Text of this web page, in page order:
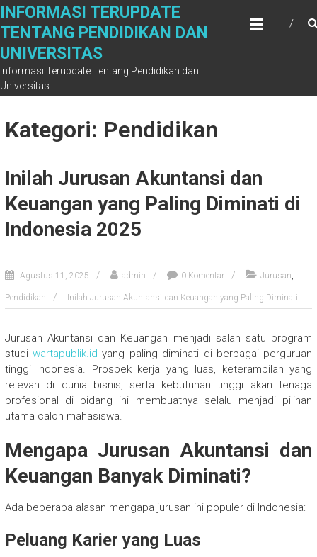
Skip
content
INFORMASI TERUPDATE
TENTANG PENDIDIKAN DAN
UNIVERSITAS
Informasi Terupdate Tentang Pendidikan dan
Universitas
Kategori: Pendidikan
Inilah Jurusan Akuntansi dan
Keuangan yang Paling Diminati di
Indonesia 2025
Agustus 11, 2025 admin 0 Komentar Jurusan,
Pendidikan Inilah Jurusan Akuntansi dan Keuangan yang Paling Diminati
Jurusan Akuntansi dan Keuangan menjadi salah satu program
studiwartapublik.id yang paling diminati di berbagai perguruan
tinggi Indonesia. Prospek kerja yang luas, keterampilan yang
relevan di dunia bisnis, serta kebutuhan tinggi akan tenaga
profesional di bidang ini membuatnya selalu menjadi pilihan
utama calon mahasiswa.
Mengapa Jurusan Akuntansi dan
Keuangan Banyak Diminati?
Ada beberapa alasan mengapa jurusan ini populer di Indonesia:
Peluang Karier yang Luas